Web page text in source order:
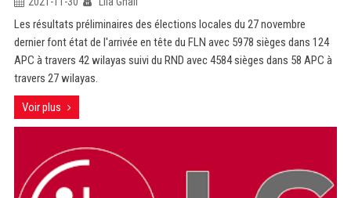
Les résultats préliminaires des élections locales du 27 novembre
dernier font état de l'arrivée en tête du FLN avec 5978 sièges dans 124
APC à travers 42 wilayas suivi du RND avec 4584 sièges dans 58 APC à
travers 27 wilayas.
Voir plus